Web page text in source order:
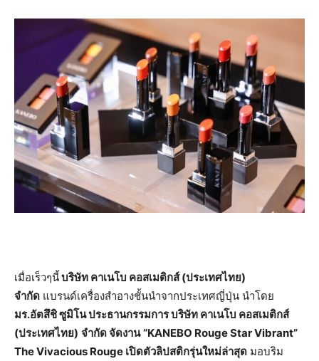
เมื่อเร็วๆนี้บริษัท คาเนโบ คอสเมติกส์ (ประเทศไทย)
จำกัด แบรนด์เครื่องสำอางชั้นนำจากประเทศญี่ปุ่น นำโดย
มร.อัตสึชิ ซูมิโน ประธานกรรมการบริษัท คาเนโบ คอสเมติกส์
(ประเทศไทย) จำกัดจัดงาน “KANEBO Rouge Star Vibrant”
The Vivacious Rouge เปิดตัวลิปสติกรุ่นใหม่ล่าสุด มอบริม